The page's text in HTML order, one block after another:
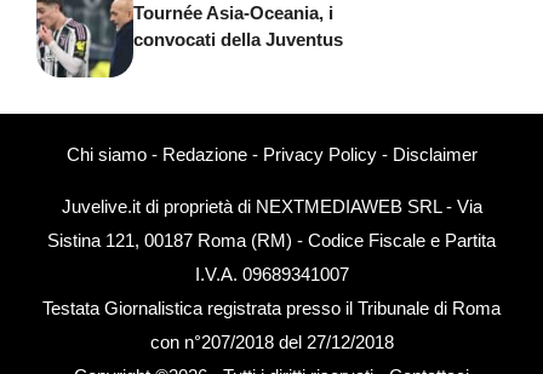
Tournée Asia-Oceania, i
convocati della Juventus
Chi siamo- Redazione- Privacy Policy- Disclaimer
Juvelive.it di proprietà di NEXTMEDIAWEB SRL - Via
Sistina 121, 00187 Roma (RM) - Codice Fiscale e Partita
I.V.A. 09689341007
Testata Giornalistica registrata presso il Tribunale di Roma
con n°207/2018 del 27/12/2018